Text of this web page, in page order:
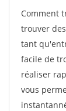
Comment
trouver
tant
facile de
réaliser
vous